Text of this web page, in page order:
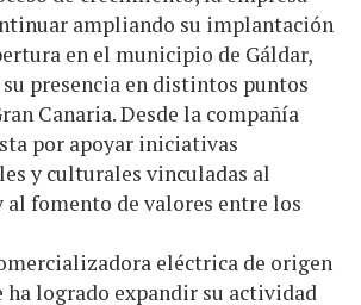
ampliando su implantación
en el municipio de Gáldar,
presencia en distintos puntos
Canaria. Desde la compañía
por apoyar iniciativas
y culturales vinculadas al
fomento de valores entre los
eléctrica de origen
ha logrado expandir su actividad